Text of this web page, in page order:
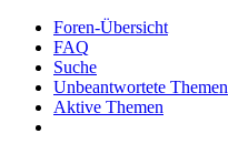
Foren-Übersicht
FAQ
Suche
Unbeantwortete Themen
Aktive Themen